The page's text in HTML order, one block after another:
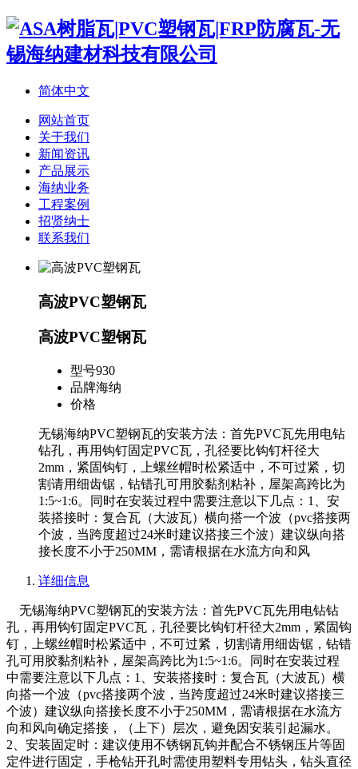
简体中文
网站首页
关于我们
新闻资讯
产品展示
海纳业务
工程案例
招贤纳士
联系我们
高波PVC塑钢瓦
高波PVC塑钢瓦
型号930
品牌海纳
价格
无锡海纳PVC塑钢瓦的安装方法：首先PVC瓦先用电钻
钻孔，再用钩钉固定PVC瓦，孔径要比钩钉杆径大
2mm，紧固钩钉，上螺丝帽时松紧适中，不可过紧，切
割请用细齿锯，钻错孔可用胶黏剂粘补，屋架高跨比为
1:5~1:6。同时在安装过程中需要注意以下几点：1、安
装搭接时：复合瓦（大波瓦）横向搭一个波（pvc搭接两
个波，当跨度超过24米时建议搭接三个波）建议纵向搭
接长度不小于250MM，需请根据在水流方向和风
详细信息
无锡海纳PVC塑钢瓦的安装方法：首先PVC瓦先用电钻钻
孔，再用钩钉固定PVC瓦，孔径要比钩钉杆径大2mm，紧固钩
钉，上螺丝帽时松紧适中，不可过紧，切割请用细齿锯，钻错
孔可用胶黏剂粘补，屋架高跨比为1:5~1:6。同时在安装过程
中需要注意以下几点：1、安装搭接时：复合瓦（大波瓦）横
向搭一个波（pvc搭接两个波，当跨度超过24米时建议搭接三
个波）建议纵向搭接长度不小于250MM，需请根据在水流方
向和风向确定搭接，（上下）层次，避免因安装引起漏水。
2、安装固定时：建议使用不锈钢瓦钩并配合不锈钢压片等固
定件进行固定，手枪钻开孔时需使用塑料专用钻头，钻头直径